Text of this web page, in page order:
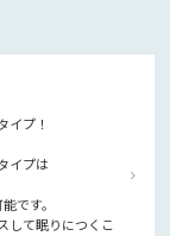
プ！
イプは
です。
して眠りにつくこ